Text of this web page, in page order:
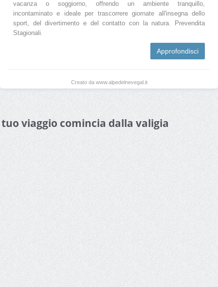
vacanza o soggiorno, offrendo un ambiente tranquillo,
incontaminato e ideale per trascorrere giornate all'insegna dello
sport, del divertimento e del contatto con la natura. Prevendita
Stagionali.
Approfondisci
Creato da www.alpedelnevegal.it
viaggio comincia dalla valigia